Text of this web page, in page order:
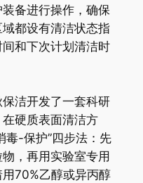
备进行操作，确保
都设有清洁状态指
和下次计划清洁时
洁开发了一套科研
硬质表面清洁方
毒-保护”四步法：先
，再用实验室专用
70%乙醇或异丙醇